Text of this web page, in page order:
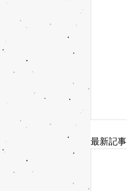
最新記事